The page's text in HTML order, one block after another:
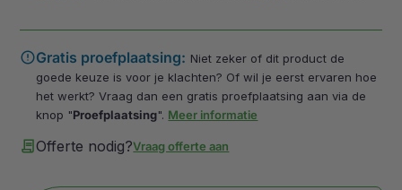
errorGratis proefplaatsing: Niet zeker of dit product de
goede keuze is voor je klachten? Of wil je eerst ervaren hoe
het werkt? Vraag dan een gratis proefplaatsing aan via de
knop "Proefplaatsing". Meer informatie
contractOfferte nodig?Vraag offerte aan